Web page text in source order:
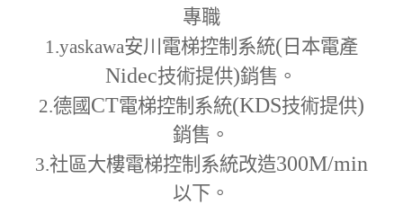
專職
1.yaskawa安川電梯控制系統( 日本電產
Nidec技術提供)銷售。
2.德國 CT電梯控制系統(KDS技術提供)
銷售。
3.社區大樓電梯控制系統改造300M/min
以下。